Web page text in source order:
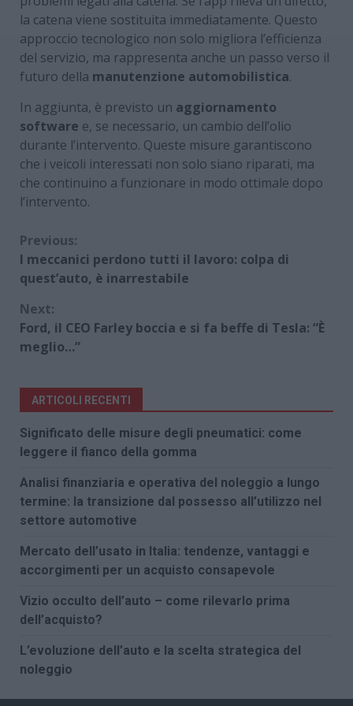
la catena viene sostituita immediatamente. Questo
approccio tecnologico non solo migliora l’efficienza
del servizio, ma rappresenta anche un passo verso il
futuro della manutenzione automobilistica.
In aggiunta, è previsto un aggiornamento
software e, se necessario, un cambio dell’olio
durante l’intervento. Queste misure garantiscono
che i veicoli interessati non solo siano riparati, ma
che continuino a funzionare in modo ottimale dopo
l’intervento.
Continue
Reading
Previous:
I meccanici perdono tutti il lavoro: colpa di
quest’auto, è inarrestabile
Next:
Ford, il CEO Farley boccia e si fa beffe di Tesla: “È
meglio…”
ARTICOLI RECENTI
Significato delle misure degli pneumatici: come
leggere il fianco della gomma
Analisi finanziaria e operativa del noleggio a lungo
termine: la transizione dal possesso all’utilizzo nel
settore automotive
Mercato dell’usato in Italia: tendenze, vantaggi e
accorgimenti per un acquisto consapevole
Vizio occulto dell’auto – come rilevarlo prima
dell’acquisto?
L’evoluzione dell’auto e la scelta strategica del
noleggio